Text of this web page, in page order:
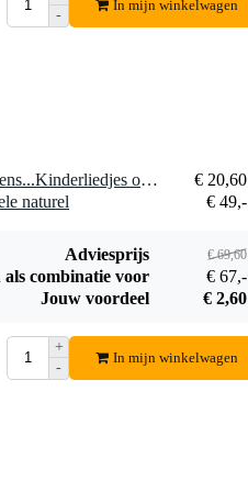
Innox MB 40
-
In mijn winkelwagen
1 x Reba Productions Probeer eens...Kinderliedjes op ukelele boek voor ukelele
€ 20,60
naturel
€ 49,-
Adviesprijs € 69,60
als combinatie voor
€ 67,-
Jouw voordeel
€ 2,60
+
-
In mijn winkelwagen